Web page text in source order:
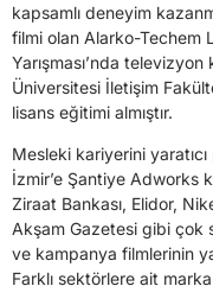
kapsamlı deneyim
filmi olan Alarko-Techem
Yarışması’nda
Üniversitesi İletişim
lisans eğitimi almıştır.
Mesleki kariyerini
İzmir’e Şantiye Adworks
Ziraat Bankası, Elidor,
Akşam Gazetesi gibi çok
ve kampanya filmlerinin
Farklı sektörlere ait